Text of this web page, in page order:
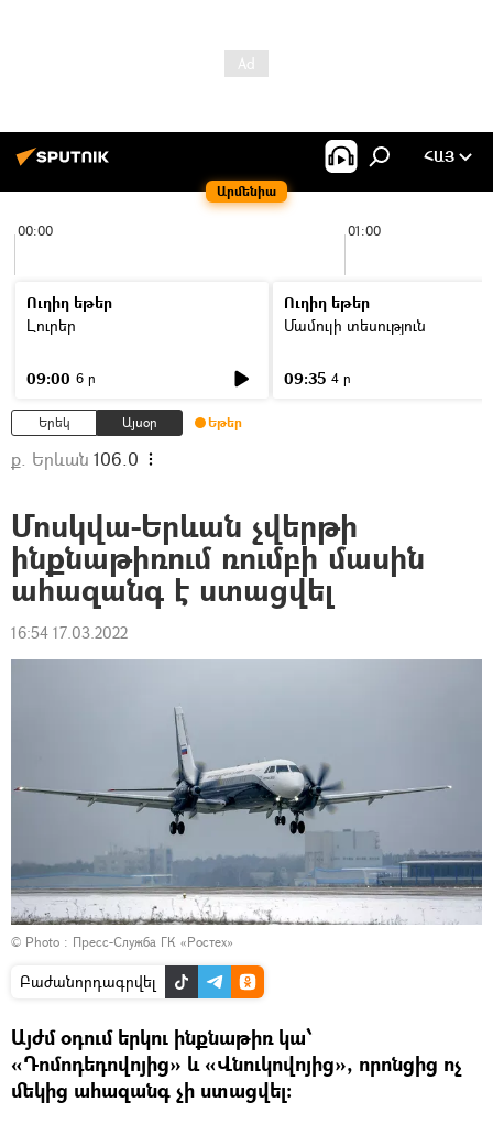
Արմենիա
ՀԱՅ
00:00 01:00
Ուղիղ եթեր
Լուրեր
09:00 6 ր
Ուղիղ եթեր
Մամուլի տեսություն
09:35 4 ր
Երեկ Այսօր Եթեր
ք. Երևան 106.0
Մոսկվա-Երևան չվերթի
ինքնաթիռում ռումբի մասին
ահազանգ է ստացվել
16:54 17.03.2022
© Photo : Пресс-Служба ГК «Ростех»
Բաժանորդագրվել
Այժմ օդում երկու ինքնաթիռ կա՝
«Դոմոդեդովոյից» և «Վնուկովոյից», որոնցից ոչ
մեկից ահազանգ չի ստացվել։